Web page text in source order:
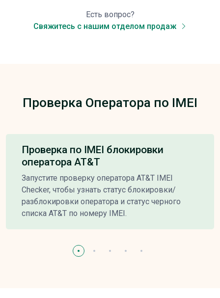
Есть вопрос?
Свяжитесь с нашим отделом продаж
Проверка Оператора по IMEI
Проверка по IMEI блокировки
оператора AT&T
Запустите проверку оператора AT&T IMEI
Checker, чтобы узнать статус блокировки/
разблокировки оператора и статус черного
списка AT&T по номеру IMEI.